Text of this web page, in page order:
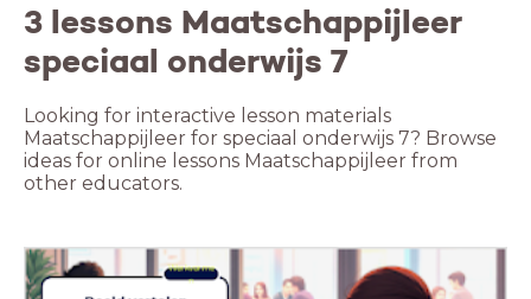
3 lessons Maatschappijleer
speciaal onderwijs 7
Looking for interactive lesson materials
Maatschappijleer for speciaal onderwijs 7? Browse
ideas for online lessons Maatschappijleer from
other educators.